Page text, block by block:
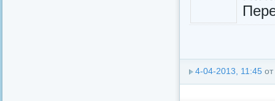
4-04-2013, 11:45 от